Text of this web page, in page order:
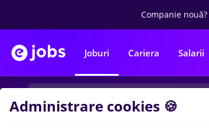
Companie nouă?
Joburi Cariera Salarii
Administrare cookies 🍪